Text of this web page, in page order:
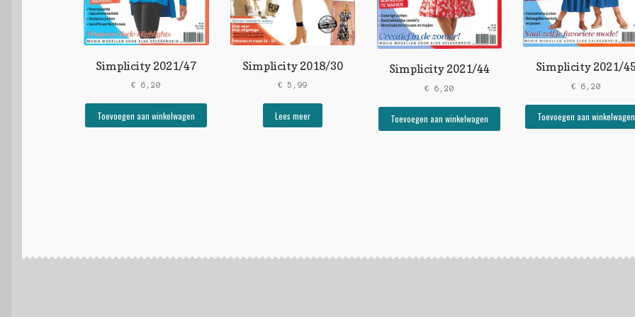
Simplicity 2021/47
€ 6,20
Toevoegen aan winkelwagen
Simplicity 2018/30
€ 5,99
Lees meer
Simplicity 2021/44
€ 6,20
Toevoegen aan winkelwagen
Simplicity 2021/
€ 6,20
Toevoegen aan winkelwagen